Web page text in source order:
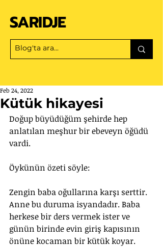
SARIDJE
Kütük hikayesi
Feb 24, 2022
Doğup büyüdüğüm şehirde hep
anlatılan meşhur bir ebeveyn öğüdü
vardi.
Öykünün özeti söyle:
Zengin baba oğullarına karşı serttir.
Anne bu duruma isyandadır. Baba
herkese bir ders vermek ister ve
günün birinde evin giriş kapısının
önüne kocaman bir kütük koyar.